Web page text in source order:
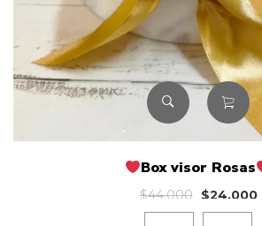
Box visor Rosas
$44.000 El
precio
$24.000El